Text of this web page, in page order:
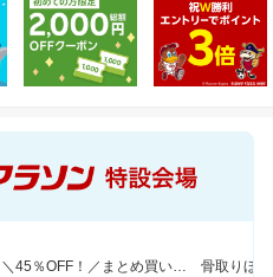
＼45％OFF！／まとめ買いに！ペーパータオル 5パック×6個セット